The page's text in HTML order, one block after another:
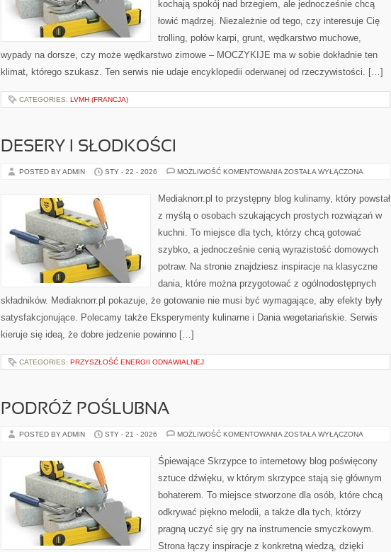
kochają spokój nad brzegiem, ale jednocześnie chcą
łowić mądrzej. Niezależnie od tego, czy interesuje Cię
trolling, połów karpi, grunt, wędkarstwo muchowe,
wypady na dorsze, czy może wędkarstwo zimowe – MOCZYKIJE ma w sobie dokładnie ten
klimat, którego szukasz. Ten serwis nie udaje encyklopedii oderwanej od rzeczywistości. […]
CATEGORIES: LVMH (FRANCJA)
DESERY I SŁODKOŚCI
POSTED BY ADMIN STY - 22 - 2026 MOŻLIWOŚĆ KOMENTOWANIA DESERY
ZOSTAŁA WYŁĄCZONA
Mediaknorr.pl to przystępny blog kulinarny, który powstał
z myślą o osobach szukających prostych rozwiązań w
kuchni. To miejsce dla tych, którzy chcą gotować
szybko, a jednocześnie cenią wyrazistość domowych
potraw. Na stronie znajdziesz inspiracje na klasyczne
dania, które można przygotować z ogólnodostępnych
składników. Mediaknorr.pl pokazuje, że gotowanie nie musi być wymagające, aby efekty były
satysfakcjonujące. Polecamy także Eksperymenty kulinarne i Dania wegetariańskie. Serwis
kieruje się ideą, że dobre jedzenie powinno […]
CATEGORIES: PRZYSZŁOŚĆ ENERGII ODNAWIALNEJ
PODRÓŻ POŚLUBNA
POSTED BY ADMIN STY - 21 - 2026 MOŻLIWOŚĆ KOMENTOWANIA PODRÓŻ
ZOSTAŁA WYŁĄCZONA
Śpiewające Skrzypce to internetowy blog poświęcony
sztuce dźwięku, w którym skrzypce stają się głównym
bohaterem. To miejsce stworzone dla osób, które chcą
odkrywać piękno melodii, a także dla tych, którzy
pragną uczyć się gry na instrumencie smyczkowym.
Strona łączy inspiracje z konkretną wiedzą, dzięki